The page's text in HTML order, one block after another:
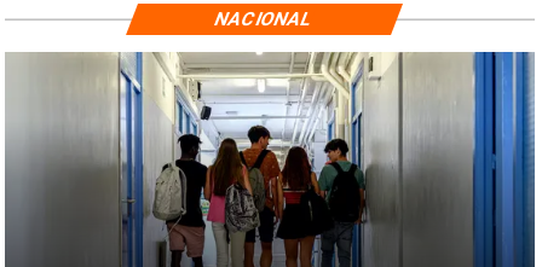
NACIONAL